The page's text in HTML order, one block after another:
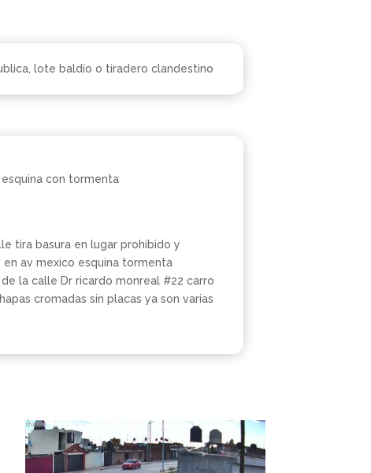
lote baldío o tiradero clandestino
con tormenta
tira basura en lugar prohibido y
en av mexico esquina tormenta
de la calle Dr ricardo monreal #22 carro
cromadas sin placas ya son varias